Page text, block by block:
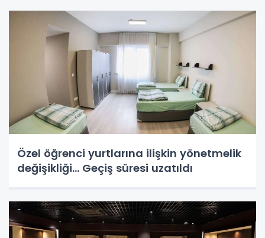
Özel öğrenci yurtlarına ilişkin yönetmelik
değişikliği... Geçiş süresi uzatıldı